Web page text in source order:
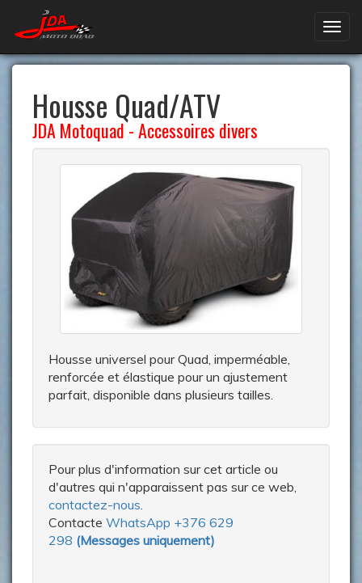
Housse Quad/ATV
JDA Motoquad-Accessoires divers
Housse universel pour Quad, imperméable,
renforcée et élastique pour un ajustement
parfait, disponible dans plusieurs tailles.
Pour plus d'information sur cet article ou
d'autres qui n'apparaissent pas sur ce web,
contactez-nous.
Contacte WhatsApp +376 629
298 (Messages uniquement)